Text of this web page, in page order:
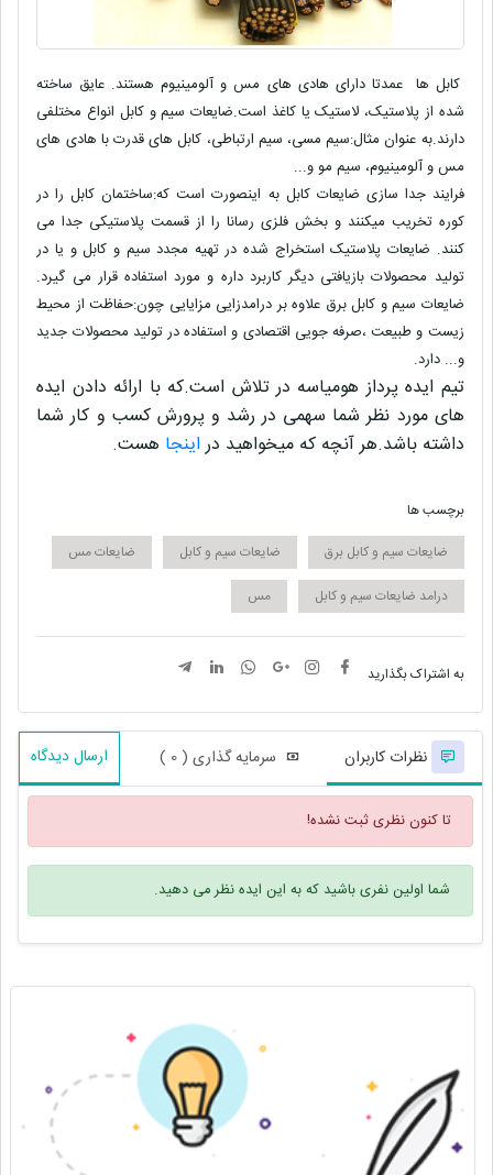
کابل ها عمدتا دارای هادی های مس و آلومینیوم هستند. عایق ساخته
شده از پلاستیک، لاستیک یا کاغذ است.ضایعات سیم و کابل انواع مختلفی
دارند.به عنوان مثال:سیم مسی، سیم ارتباطی، کابل های قدرت با هادی های
مس و آلومینیوم، سیم مو و...
فرایند جدا سازی ضایعات کابل به اینصورت است که:ساختمان کابل را در
کوره تخریب میکنند و بخش فلزی رسانا را از قسمت پلاستیکی جدا می
کنند. ضایعات پلاستیک استخراج شده در تهیه مجدد سیم و کابل و یا در
تولید محصولات بازیافتی دیگر کاربرد داره و مورد استفاده قرار می گیرد.
ضایعات سیم و کابل برق علاوه بر درامدزایی مزایایی چون:حفاظت از محیط
زیست و طبیعت ،صرفه جویی اقتصادی و استفاده در تولید محصولات جدید
و... دارد.
تیم ایده پرداز هومیاسه در تلاش است.که با ارائه دادن ایده
های مورد نظر شما سهمی در رشد و پرورش کسب و کارشما
داشته باشد.هر آنچه که میخواهید دراینجا هست.
برچسب ها
ضایعات سیم و کابل برق
ضایعات سیم و کابل
ضایعات مس
درامد ضایعات سیم و کابل
مس
به اشتراک بگذارید
نظرات کاربران سرمایه گذاری ( 0 ) ارسال دیدگاه
تا کنون نظری ثبت نشده!
شما اولین نفری باشید که به این ایده نظر می دهید.